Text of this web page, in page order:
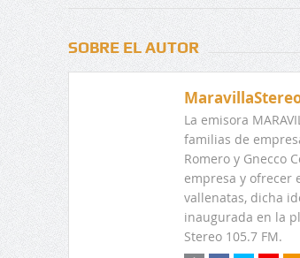
SOBRE EL AUTOR
La emisora
familias de
Romero y Gnecco
empresa y ofrecer
vallenatas, dicha
inaugurada en la
Stereo 105.7 FM.